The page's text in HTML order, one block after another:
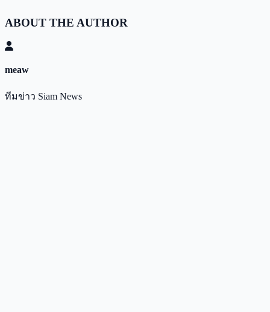
ABOUT THE AUTHOR
meaw
ทีมข่าว Siam News